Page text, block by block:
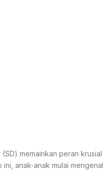
memainkan peran
ini, anak-anak mulai